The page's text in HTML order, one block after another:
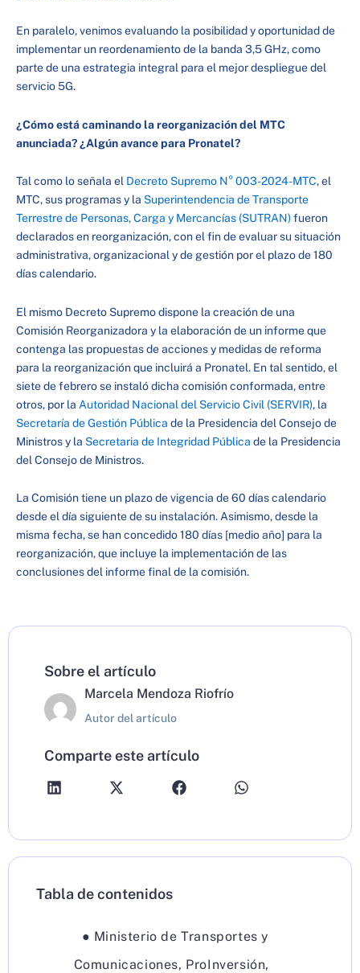
En paralelo, venimos evaluando la posibilidad y oportunidad de
implementar un reordenamiento de la banda 3,5 GHz, como
parte de una estrategia integral para el mejor despliegue del
servicio 5G.
¿Cómo está caminando la reorganización del MTC
anunciada? ¿Algún avance para Pronatel?
Tal como lo señala el Decreto Supremo N° 003-2024-MTC, el
MTC, sus programas y la Superintendencia de Transporte
Terrestre de Personas, Carga y Mercancías (SUTRAN)fueron
declarados en reorganización, con el fin de evaluar su situación
administrativa, organizacional y de gestión por el plazo de 180
días calendario.
El mismo Decreto Supremo dispone la creación de una
Comisión Reorganizadora y la elaboración de un informe que
contenga las propuestas de acciones y medidas de reforma
para la reorganización que incluirá a Pronatel. En tal sentido, el
siete de febrero se instaló dicha comisión conformada, entre
otros, por la Autoridad Nacional del Servicio Civil (SERVIR), la
Secretaría de Gestión Pública de la Presidencia del Consejo de
Ministros y la Secretaria de Integridad Pública de la Presidencia
del Consejo de Ministros.
La Comisión tiene un plazo de vigencia de 60 días calendario
desde el día siguiente de su instalación. Asimismo, desde la
misma fecha, se han concedido 180 días [medio año] para la
reorganización, que incluye la implementación de las
conclusiones del informe final de la comisión.
Sobre el artículo
Marcela Mendoza Riofrío
Autor del artículo
Comparte este artículo
Tabla de contenidos
● Ministerio de Transportes y
Comunicaciones, ProInversión,